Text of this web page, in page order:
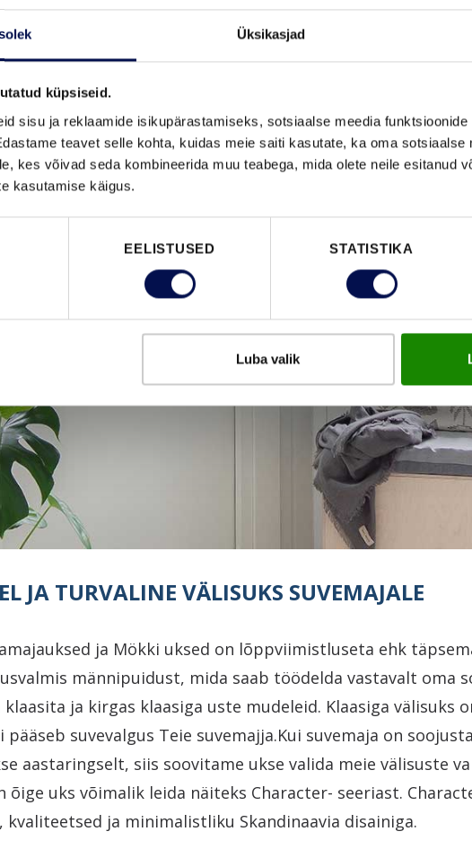
Üksikasjad
küpsiseid.
sisu ja reklaamide isikupärastamiseks, sotsiaalse meedia
teavet selle kohta, kuidas meie saiti kasutate, ka oma sotsiaalse
kes võivad seda kombineerida muu teabega, mida olete neile esitanud
kasutamise käigus.
EELISTUSED STATISTIKA
Luba valik
JA TURVALINE VÄLISUKS SUVEMAJALE
ja Mökki uksed on lõppviimistluseta ehk
männipuidust, mida saab töödelda vastavalt oma
ja kirgas klaasiga uste mudeleid. Klaasiga välisuks
pääseb suvevalgus Teie suvemajja.Kui suvemaja on
aastaringselt, siis soovitame ukse valida meie välisuste
õige uks võimalik leida näiteks Character- seeriast.
kvaliteetsed ja minimalistliku Skandinaavia disainiga.